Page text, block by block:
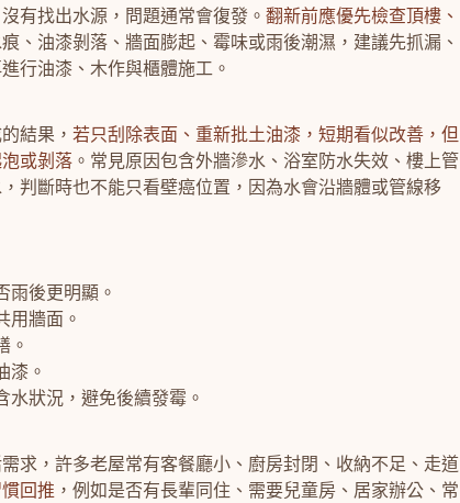
有找出水源，問題通常會復發。 翻新前應優先檢查頂樓、
痕、油漆剝落、牆面膨起、霉味或雨後潮濕，建議先抓漏、
行油漆、木作與櫃體施工。
結果， 若只刮除表面、重新批土油漆，短期看似改善，但
或剝落 。常見原因包含外牆滲水、浴室防水失效、樓上管
判斷時也不能只看壁癌位置，因為水會沿牆體或管線移
雨後更明顯。
用牆面。
。
漆。
水狀況，避免後續發霉。
求，許多老屋常有客餐廳小、廚房封閉、收納不足、走道
回推 ，例如是否有長輩同住、需要兒童房、居家辦公、常